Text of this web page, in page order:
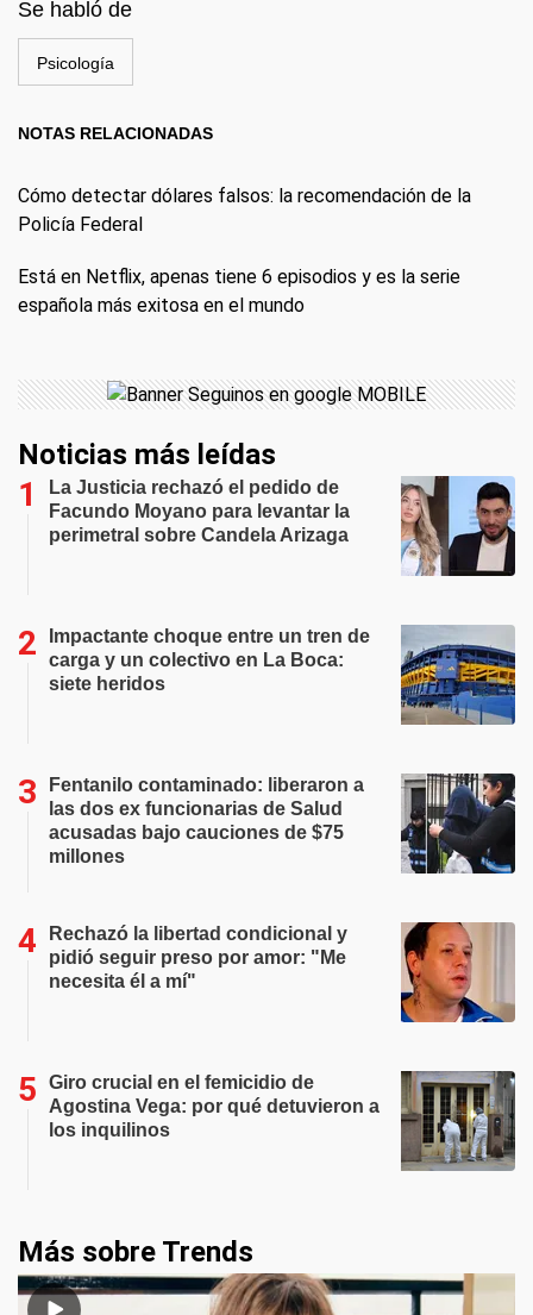
Se habló de
Psicología
NOTAS RELACIONADAS
Cómo detectar dólares falsos: la recomendación de la
Policía Federal
Está en Netflix, apenas tiene 6 episodios y es la serie
española más exitosa en el mundo
Noticias más leídas
La Justicia rechazó el pedido de
Facundo Moyano para levantar la
perimetral sobre Candela Arizaga
Impactante choque entre un tren de
carga y un colectivo en La Boca:
siete heridos
Fentanilo contaminado: liberaron a
las dos ex funcionarias de Salud
acusadas bajo cauciones de $75
millones
Rechazó la libertad condicional y
pidió seguir preso por amor: "Me
necesita él a mí"
Giro crucial en el femicidio de
Agostina Vega: por qué detuvieron a
los inquilinos
Más sobre Trends